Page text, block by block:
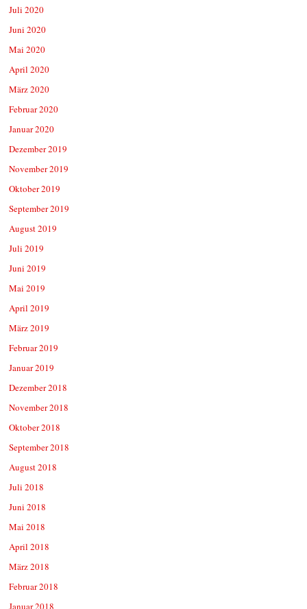
Juli 2020
Juni 2020
Mai 2020
April 2020
März 2020
Februar 2020
Januar 2020
Dezember 2019
November 2019
Oktober 2019
September 2019
August 2019
Juli 2019
Juni 2019
Mai 2019
April 2019
März 2019
Februar 2019
Januar 2019
Dezember 2018
November 2018
Oktober 2018
September 2018
August 2018
Juli 2018
Juni 2018
Mai 2018
April 2018
März 2018
Februar 2018
Januar 2018